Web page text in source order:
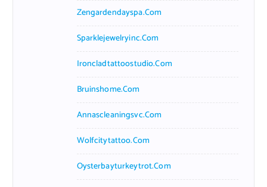
Zengardendayspa.com
Sparklejewelryinc.com
Ironcladtattoostudio.com
Bruinshome.com
Annascleaningsvc.com
Wolfcitytattoo.com
Oysterbayturkeytrot.com